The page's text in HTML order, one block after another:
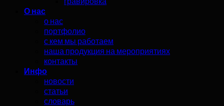
О нас
о нас
портфолио
с кем мы работаем
наша продукция на мероприятиях
контакты
Инфо
новости
статьи
словарь